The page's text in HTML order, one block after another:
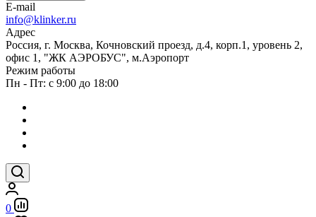
E-mail
info@klinker.ru
Адрес
Россия, г. Москва, Кочновский проезд, д.4, корп.1, уровень 2,
офис 1, "ЖК АЭРОБУС", м.Аэропорт
Режим работы
Пн - Пт: с 9:00 до 18:00
0